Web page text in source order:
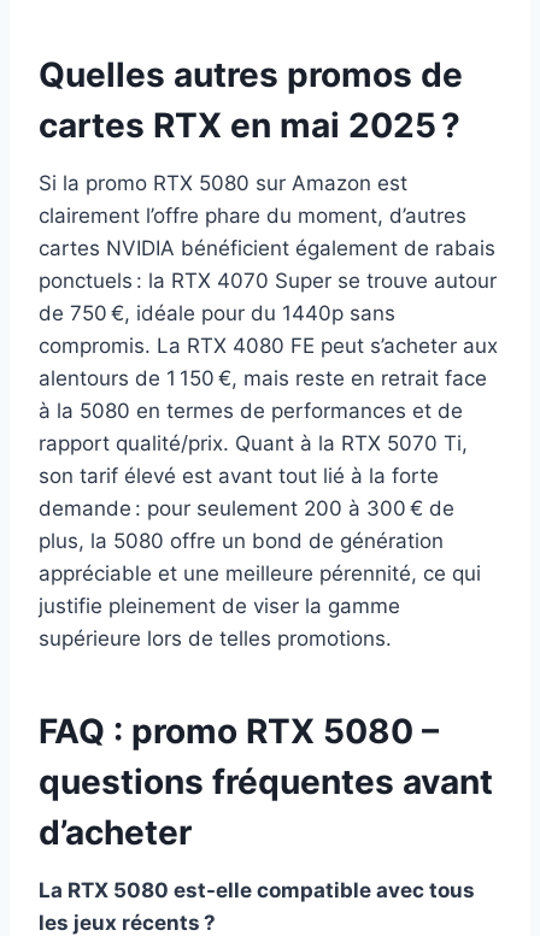
Quelles autres promos de
cartes RTX en mai 2025 ?
Si la promo RTX 5080 sur Amazon est
clairement l’offre phare du moment, d’autres
cartes NVIDIA bénéficient également de rabais
ponctuels : la RTX 4070 Super se trouve autour
de 750 €, idéale pour du 1440p sans
compromis. La RTX 4080 FE peut s’acheter aux
alentours de 1 150 €, mais reste en retrait face
à la 5080 en termes de performances et de
rapport qualité/prix. Quant à la RTX 5070 Ti,
son tarif élevé est avant tout lié à la forte
demande : pour seulement 200 à 300 € de
plus, la 5080 offre un bond de génération
appréciable et une meilleure pérennité, ce qui
justifie pleinement de viser la gamme
supérieure lors de telles promotions.
FAQ : promo RTX 5080 –
questions fréquentes avant
d’acheter
La RTX 5080 est-elle compatible avec tous
les jeux récents ?